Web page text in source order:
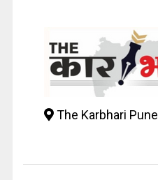
The Karbhari Pune